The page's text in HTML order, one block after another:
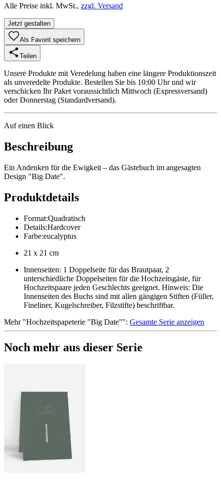
Alle Preise inkl. MwSt., zzgl. Versand
Jetzt gestalten
Als Favorit speichern
Teilen
Unsere Produkte mit Veredelung haben eine längere Produktionszeit
als unveredelte Produkte. Bestellen Sie bis 10:00 Uhr und wir
verschicken Ihr Paket voraussichtlich Mittwoch (Expressversand)
oder Donnerstag (Standardversand).
Auf einen Blick
Beschreibung
Ein Andenken für die Ewigkeit – das Gästebuch im angesagten
Design "Big Date".
Produktdetails
Format:Quadratisch
Details:Hardcover
Farbe:eucalyptus
21 x 21 cm
Innenseiten: 1 Doppelseite für das Brautpaar, 2
unterschiedliche Doppelseiten für die Hochzeitsgäste, für
Hochzeitspaare jeden Geschlechts geeignet. Hinweis: Die
Innenseiten des Buchs sind mit allen gängigen Stiften (Füller,
Fineliner, Kugelschreiber, Filzstifte) beschriftbar.
Mehr"Hochzeitspapeterie "Big Date"": Gesamte Serie anzeigen
Noch mehr aus dieser Serie